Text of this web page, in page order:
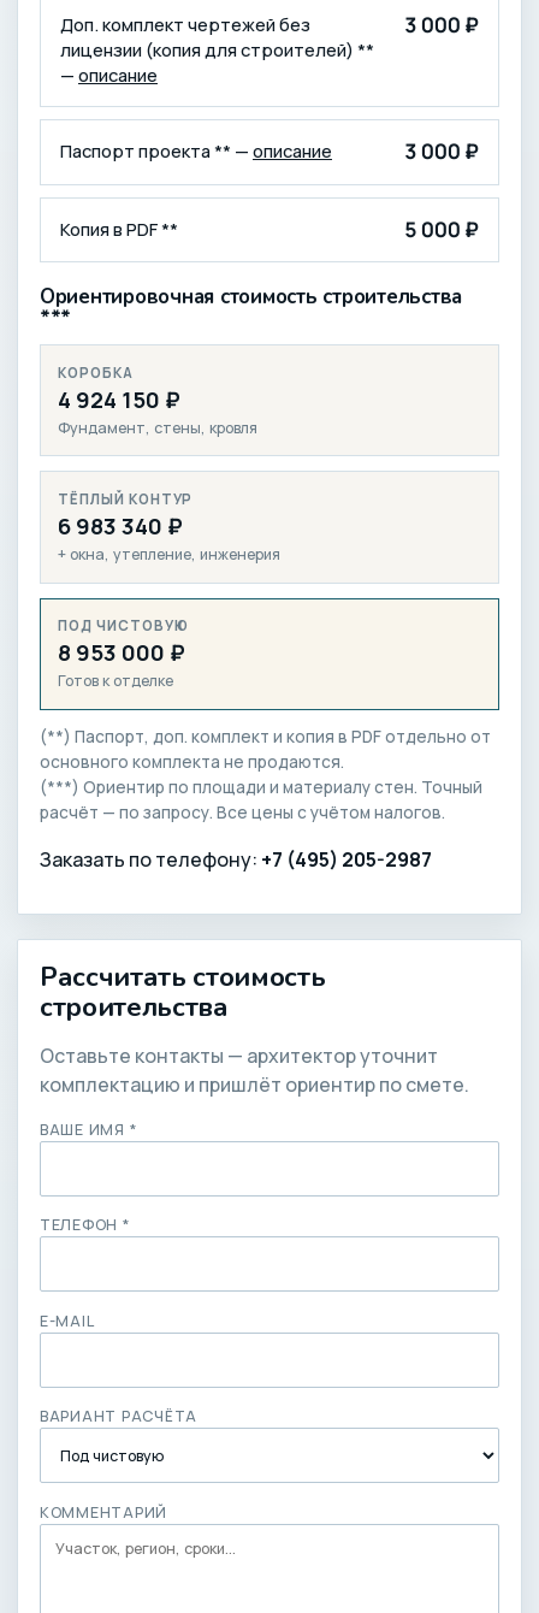
Доп. комплект чертежей без
лицензии (копия для строителей) **
— описание
3 000 ₽
Паспорт проекта ** — описание 3 000 ₽
Копия в PDF ** 5 000 ₽
Ориентировочная стоимость строительства
***
КОРОБКА
4 924 150 ₽
Фундамент, стены, кровля
ТЁПЛЫЙ КОНТУР
6 983 340 ₽
+ окна, утепление, инженерия
ПОД ЧИСТОВУЮ
8 953 000 ₽
Готов к отделке
(**) Паспорт, доп. комплект и копия в PDF отдельно от
основного комплекта не продаются.
(***) Ориентир по площади и материалу стен. Точный
расчёт — по запросу. Все цены с учётом налогов.
Заказать по телефону: +7 (495) 205-2987
Рассчитать стоимость
строительства
Оставьте контакты — архитектор уточнит
комплектацию и пришлёт ориентир по смете.
ВАШЕ ИМЯ *
ТЕЛЕФОН *
E-MAIL
ВАРИАНТ РАСЧЁТА
КОММЕНТАРИЙ